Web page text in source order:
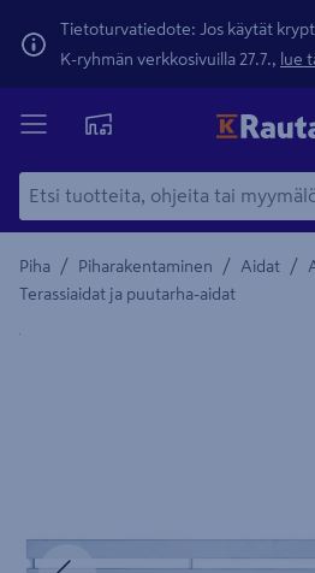
Tietoturvatiedote: Jos käytät
K-ryhmän verkkosivuilla 27.7., lue
Piha / Piharakentaminen / Aidat /
Terassiaidat ja puutarha-aidat
Yksityiskohtainen kuvaus löytyy